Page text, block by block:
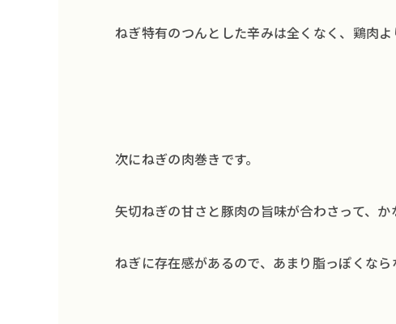
ねぎ特有のつんとした辛みは全くなく、鶏肉よ
次にねぎの肉巻きです。
矢切ねぎの甘さと豚肉の旨味が合わさって、か
ねぎに存在感があるので、あまり脂っぽくなら